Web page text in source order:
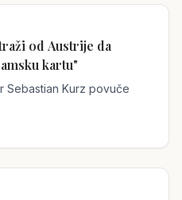
od Austrije da
kartu"